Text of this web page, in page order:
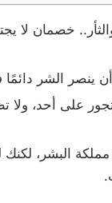
خصمان لا
ينصر الشر دائمًا
على أحد، ولا
البشر،